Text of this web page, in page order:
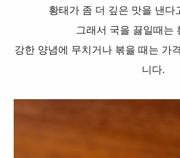
황태가 좀 더 깊은 맛을 낸다
그래서 국을 끓일때는
강한 양념에 무치거나 볶을 때는 가
니다.